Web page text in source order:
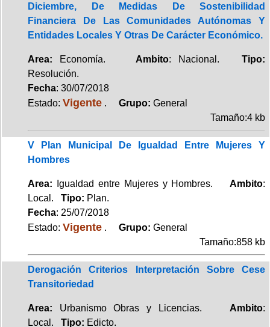
Diciembre, De Medidas De Sostenibilidad
Financiera De Las Comunidades Autónomas Y
Entidades Locales Y Otras De Carácter Económico.
Area: Economía. Ambito: Nacional.Tipo:
Resolución.
Fecha: 30/07/2018
Estado: Vigente . Grupo: General
Tamaño:4 kb
V Plan Municipal De Igualdad Entre Mujeres Y
Hombres
Area: Igualdad entre Mujeres y Hombres. Ambito:
Local. Tipo: Plan.
Fecha: 25/07/2018
Estado: Vigente . Grupo: General
Tamaño:858 kb
Derogación Criterios Interpretación Sobre Cese
Transitoriedad
Area: Urbanismo Obras y Licencias. Ambito:
Local. Tipo: Edicto.